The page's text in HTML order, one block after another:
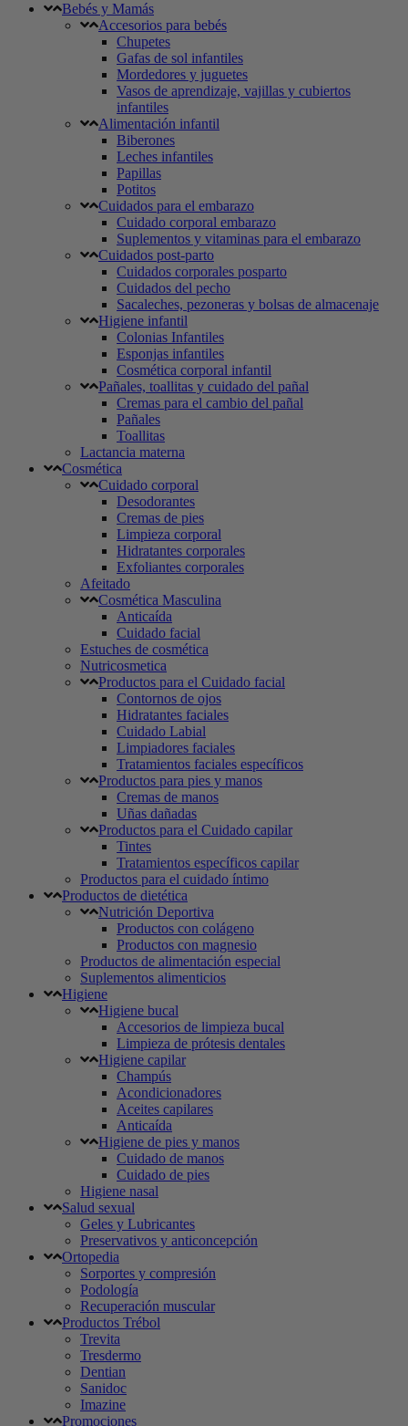
Bebés y Mamás
Accesorios para bebés
Chupetes
Gafas de sol infantiles
Mordedores y juguetes
Vasos de aprendizaje, vajillas y cubiertos
infantiles
Alimentación infantil
Biberones
Leches infantiles
Papillas
Potitos
Cuidados para el embarazo
Cuidado corporal embarazo
Suplementos y vitaminas para el embarazo
Cuidados post-parto
Cuidados corporales posparto
Cuidados del pecho
Sacaleches, pezoneras y bolsas de almacenaje
Higiene infantil
Colonias Infantiles
Esponjas infantiles
Cosmética corporal infantil
Pañales, toallitas y cuidado del pañal
Cremas para el cambio del pañal
Pañales
Toallitas
Lactancia materna
Cosmética
Cuidado corporal
Desodorantes
Cremas de pies
Limpieza corporal
Hidratantes corporales
Exfoliantes corporales
Afeitado
Cosmética Masculina
Anticaída
Cuidado facial
Estuches de cosmética
Nutricosmetica
Productos para el Cuidado facial
Contornos de ojos
Hidratantes faciales
Cuidado Labial
Limpiadores faciales
Tratamientos faciales específicos
Productos para pies y manos
Cremas de manos
Uñas dañadas
Productos para el Cuidado capilar
Tintes
Tratamientos específicos capilar
Productos para el cuidado íntimo
Productos de dietética
Nutrición Deportiva
Productos con colágeno
Productos con magnesio
Productos de alimentación especial
Suplementos alimenticios
Higiene
Higiene bucal
Accesorios de limpieza bucal
Limpieza de prótesis dentales
Higiene capilar
Champús
Acondicionadores
Aceites capilares
Anticaída
Higiene de pies y manos
Cuidado de manos
Cuidado de pies
Higiene nasal
Salud sexual
Geles y Lubricantes
Preservativos y anticoncepción
Ortopedia
Sorportes y compresión
Podología
Recuperación muscular
Productos Trébol
Trevita
Tresdermo
Dentian
Sanidoc
Imazine
Promociones